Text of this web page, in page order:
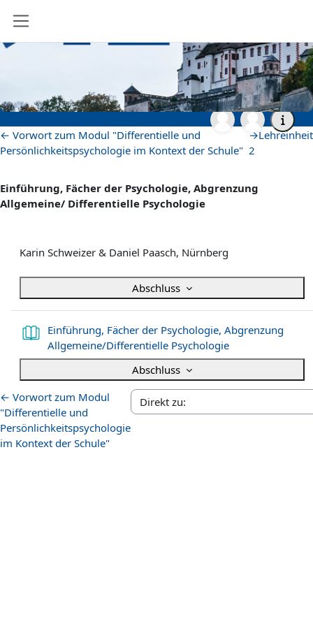
vhb - Erziehungswissenschaften vhb-DiffPsy-Demo Lehreinheit 1
Lehreinheit 1
Abschnittsübersicht
← Vorwort zum Modul "Differentielle und
Persönlichkeitspsychologie im Kontext der Schule"
→Lehreinheit
2
Einführung, Fächer der Psychologie, Abgrenzung
Allgemeine/ Differentielle Psychologie
Abschluss
Karin Schweizer & Daniel Paasch, Nürnberg
Einführung, Fächer der Psychologie, Abgrenzung
Allgemeine/Differentielle PsychologieBuch
Abschluss
← Vorwort zum Modul
"Differentielle und
Persönlichkeitspsychologie
im Kontext der Schule"